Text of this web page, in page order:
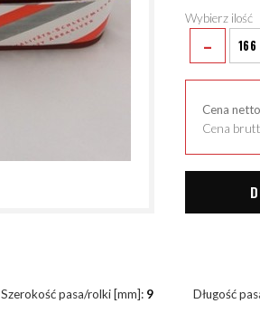
Wybierz ilość
-
Cena
Cena
Szerokość pasa/rolki [mm]: 9 Długość